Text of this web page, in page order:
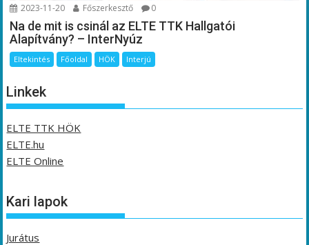
2023-11-20 Főszerkesztő 0
Na de mit is csinál az ELTE TTK Hallgatói
Alapítvány? – InterNyúz
Eltekintés Főoldal HÖK Interjú
Linkek
ELTE TTK HÖK
ELTE.hu
ELTE Online
Kari lapok
Jurátus